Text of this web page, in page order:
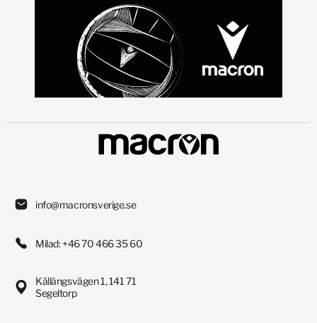
info@macronsverige.se
Milad: +46 70 466 35 60
Källängsvägen 1, 141 71
Segeltorp